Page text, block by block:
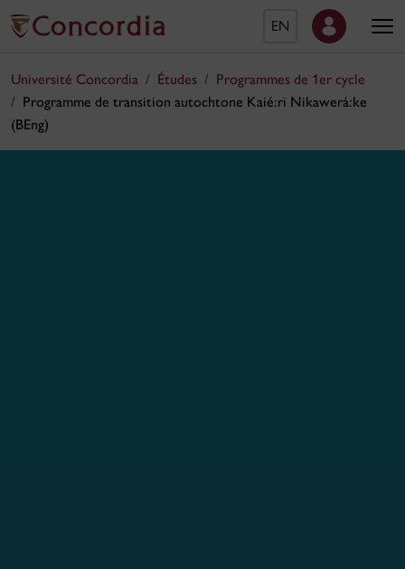
EN
Université Concordia Études
Programmes de 1er cycle
Programme de transition autochtone Kaié:ri Nikawerá:ke
(BEng)